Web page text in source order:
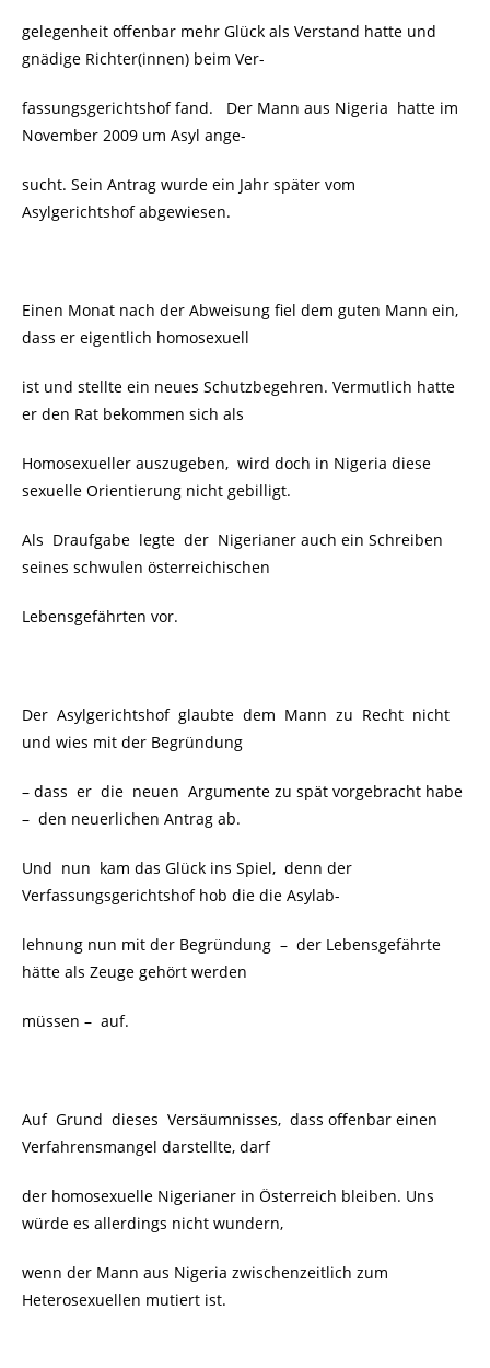
gelegenheit offenbar mehr Glück als Verstand hatte und
gnädige Richter(innen) beim Ver-
fassungsgerichtshof fand. Der Mann aus Nigeria hatte im
November 2009 um Asyl ange-
sucht. Sein Antrag wurde ein Jahr später vom
Asylgerichtshof abgewiesen.
Einen Monat nach der Abweisung fiel dem guten Mann ein,
dass er eigentlich homosexuell
ist und stellte ein neues Schutzbegehren. Vermutlich hatte
er den Rat bekommen sich als
Homosexueller auszugeben, wird doch in Nigeria diese
sexuelle Orientierung nicht gebilligt.
Als Draufgabe legte der Nigerianer auch ein Schreiben
seines schwulen österreichischen
Lebensgefährten vor.
Der Asylgerichtshof glaubte dem Mann zu Recht nicht
und wies mit der Begründung
– dass er die neuen Argumente zu spät vorgebracht habe
– den neuerlichen Antrag ab.
Und nun kam das Glück ins Spiel, denn der
Verfassungsgerichtshof hob die die Asylab-
lehnung nun mit der Begründung – der Lebensgefährte
hätte als Zeuge gehört werden
müssen – auf.
Auf Grund dieses Versäumnisses, dass offenbar einen
Verfahrensmangel darstellte, darf
der homosexuelle Nigerianer in Österreich bleiben. Uns
würde es allerdings nicht wundern,
wenn der Mann aus Nigeria zwischenzeitlich zum
Heterosexuellen mutiert ist.